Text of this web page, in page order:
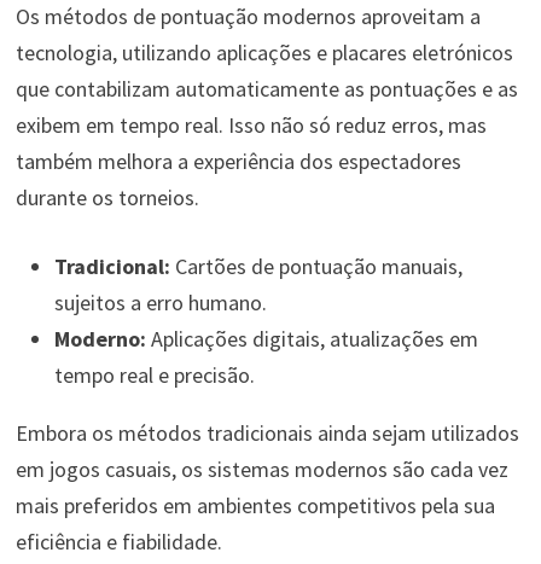
Os métodos de pontuação modernos aproveitam a
tecnologia, utilizando aplicações e placares eletrónicos
que contabilizam automaticamente as pontuações e as
exibem em tempo real. Isso não só reduz erros, mas
também melhora a experiência dos espectadores
durante os torneios.
Tradicional: Cartões de pontuação manuais,
sujeitos a erro humano.
Moderno: Aplicações digitais, atualizações em
tempo real e precisão.
Embora os métodos tradicionais ainda sejam utilizados
em jogos casuais, os sistemas modernos são cada vez
mais preferidos em ambientes competitivos pela sua
eficiência e fiabilidade.